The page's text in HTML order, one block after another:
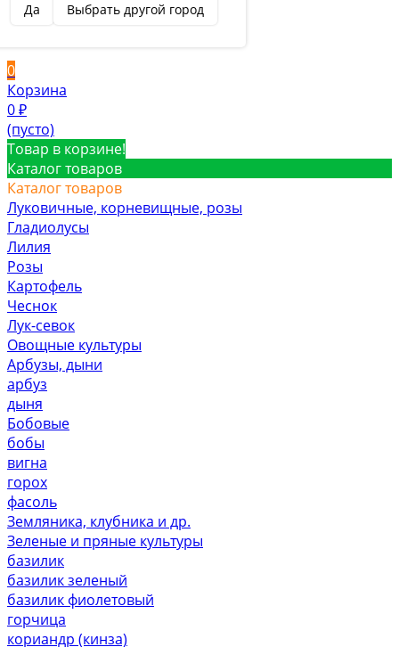
Да Выбрать другой город
Вход
0
Корзина
0 ₽
(пусто)
Товар в корзине!
Каталог товаров
Каталог товаров
Луковичные, корневищные, розы
Гладиолусы
Лилия
Розы
Картофель
Чеснок
Лук-севок
Овощные культуры
Арбузы, дыни
арбуз
дыня
Бобовые
бобы
вигна
горох
фасоль
Земляника, клубника и др.
Зеленые и пряные культуры
базилик
базилик зеленый
базилик фиолетовый
горчица
кориандр (кинза)